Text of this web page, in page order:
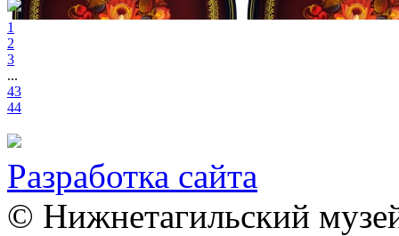
1
2
3
...
43
44
Разработка сайта
© Нижнетагильский